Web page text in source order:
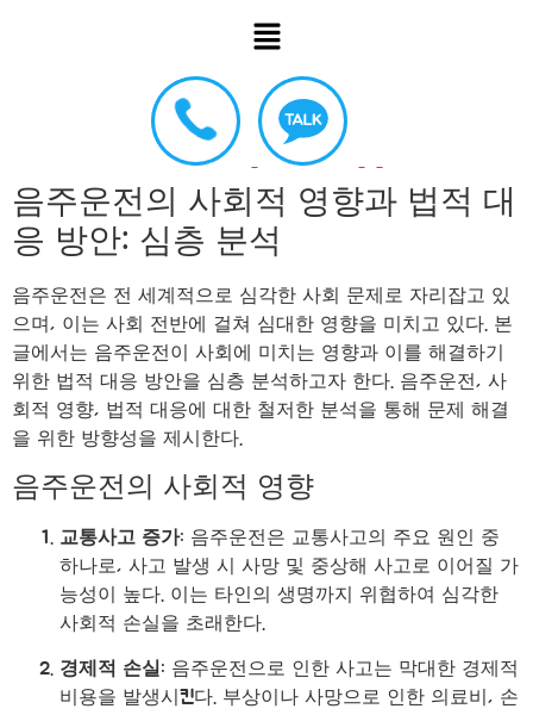
음주운전의 사회적 영향과 법적 대
응 방안: 심층 분석
음주운전은 전 세계적으로 심각한 사회 문제로 자리잡고 있
으며, 이는 사회 전반에 걸쳐 심대한 영향을 미치고 있다. 본
글에서는 음주운전이 사회에 미치는 영향과 이를 해결하기
위한 법적 대응 방안을 심층 분석하고자 한다. 음주운전, 사
회적 영향, 법적 대응에 대한 철저한 분석을 통해 문제 해결
을 위한 방향성을 제시한다.
음주운전의 사회적 영향
교통사고 증가: 음주운전은 교통사고의 주요 원인 중
하나로, 사고 발생 시 사망 및 중상해 사고로 이어질 가
능성이 높다. 이는 타인의 생명까지 위협하여 심각한
사회적 손실을 초래한다.
경제적 손실 : 음주운전으로 인한 사고는 막대한 경제적
비용을 발생시킨다. 부상이나 사망으로 인한 의료비, 손